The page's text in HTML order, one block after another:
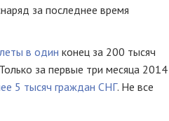
за последнее время
в один конец за 200 тысяч
за первые три месяца 2014
5 тысяч граждан СНГ. Не все